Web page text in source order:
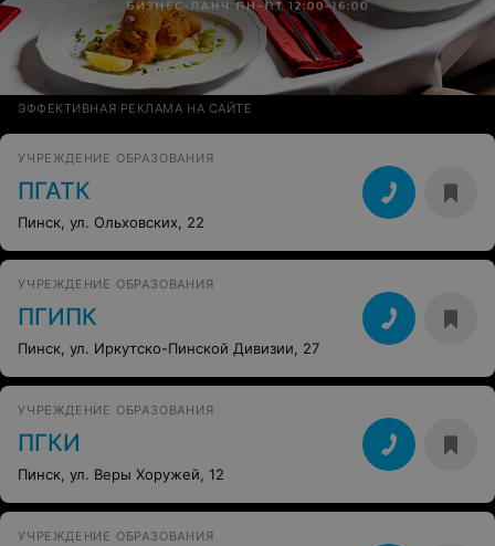
ЭФФЕКТИВНАЯ РЕКЛАМА НА САЙТЕ
УЧРЕЖДЕНИЕ ОБРАЗОВАНИЯ
ПГАТК
Пинск, ул. Ольховских, 22
УЧРЕЖДЕНИЕ ОБРАЗОВАНИЯ
ПГИПК
Пинск, ул. Иркутско-Пинской Дивизии, 27
УЧРЕЖДЕНИЕ ОБРАЗОВАНИЯ
ПГКИ
Пинск, ул. Веры Хоружей, 12
УЧРЕЖДЕНИЕ ОБРАЗОВАНИЯ